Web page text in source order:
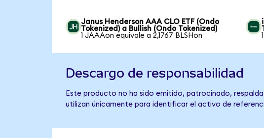
Janus Henderson AAA CLO ETF (Ondo
Tokenized) a Bullish (Ondo Tokenized)
1 JAAAon equivale a 2,1767 BLSHon
Descargo de responsabilidad
Este producto no ha sido emitido, patrocinado,
utilizan únicamente para identificar el activo de